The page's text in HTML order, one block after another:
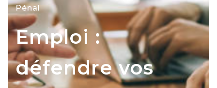
Pénal
Emploi :
défendre vos